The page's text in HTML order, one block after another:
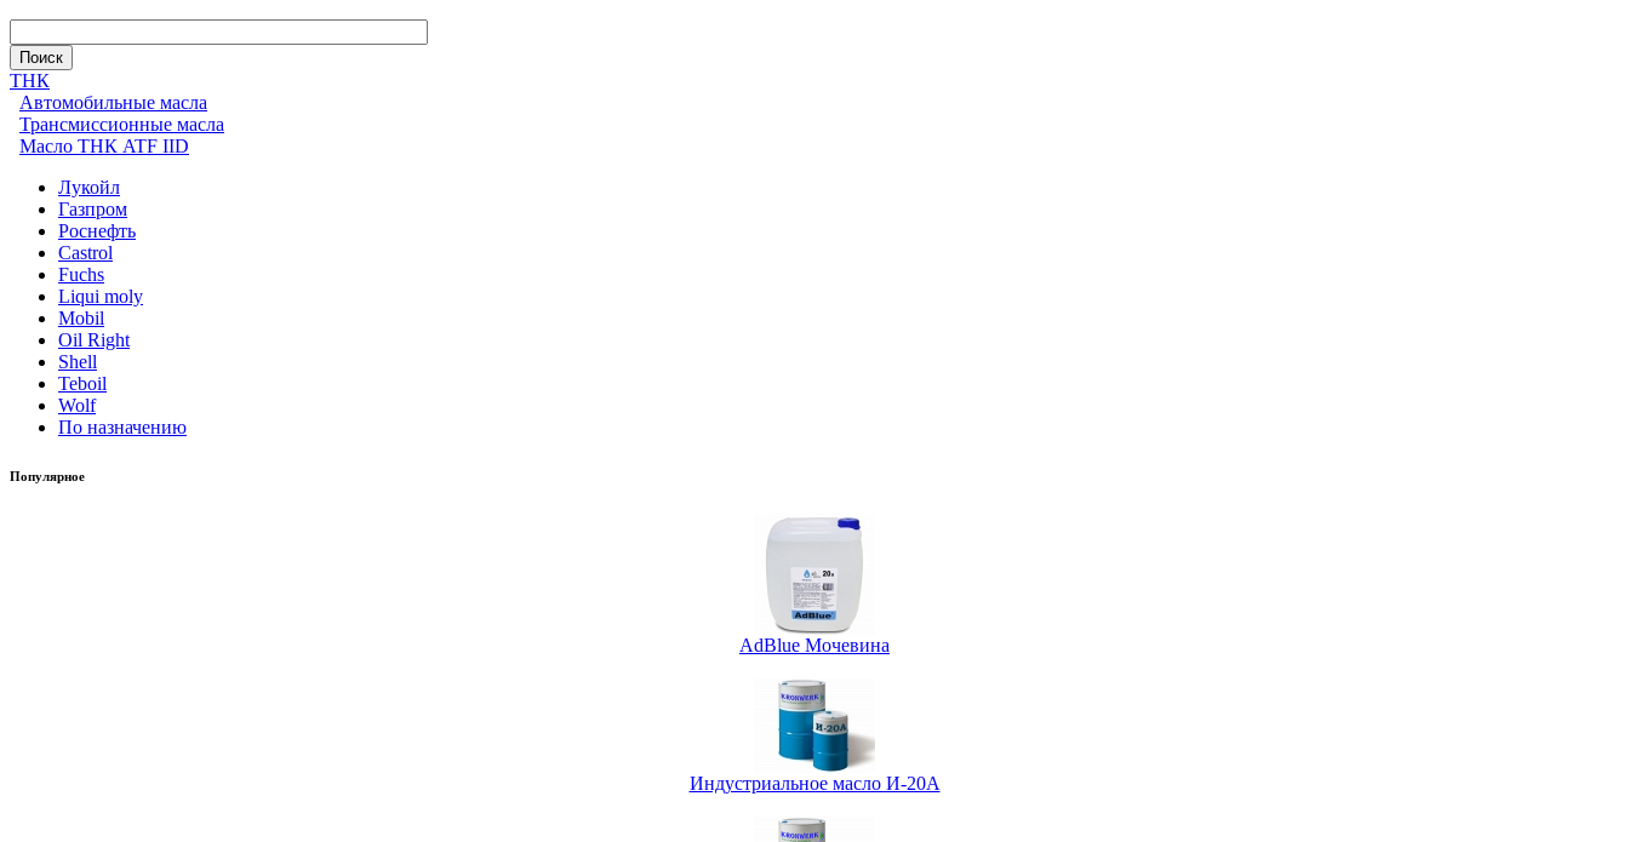
ТНК
Автомобильные масла
Трансмиссионные масла
Масло ТНК ATF IID
Лукойл
Газпром
Роснефть
Castrol
Fuchs
Liqui moly
Mobil
Oil Right
Shell
Teboil
Wolf
По назначению
Популярное
AdBlue Мочевина
Индустриальное масло И-20А